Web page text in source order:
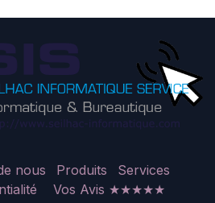
nous Produits
Services
Vos Avis ★★★★★